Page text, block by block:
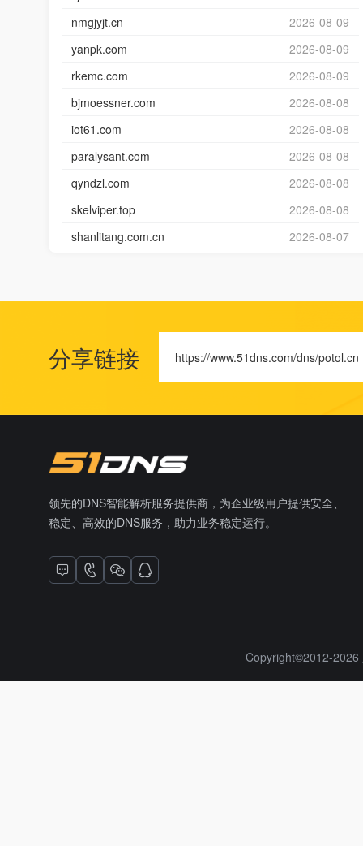
nmgjyjt.cn
2026-08-09
yanpk.com
2026-08-09
rkemc.com
2026-08-09
bjmoessner.com
2026-08-08
iot61.com
2026-08-08
paralysant.com
2026-08-08
qyndzl.com
2026-08-08
skelviper.top
2026-08-08
shanlitang.com.cn
2026-08-07
分享链接 https://www.51dns.com/dns/potol.cn
领先的DNS智能解析服务提供商，为企业级用户提供安全、
稳定、高效的DNS服务，助力业务稳定运行。
Copyright©2012-2026